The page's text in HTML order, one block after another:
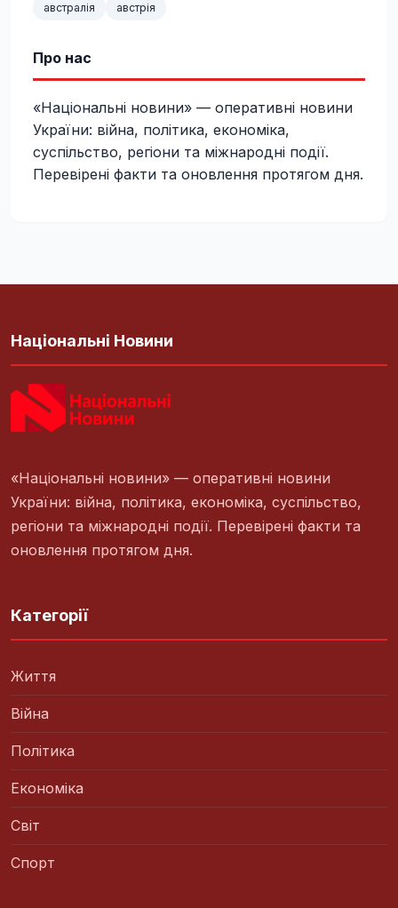
австралія
австрія
Про нас
«Національні новини» — оперативні новини
України: війна, політика, економіка,
суспільство, регіони та міжнародні події.
Перевірені факти та оновлення протягом дня.
Національні Новини
«Національні новини» — оперативні новини
України: війна, політика, економіка, суспільство,
регіони та міжнародні події. Перевірені факти та
оновлення протягом дня.
Категорії
Життя
Війна
Політика
Економіка
Світ
Спорт